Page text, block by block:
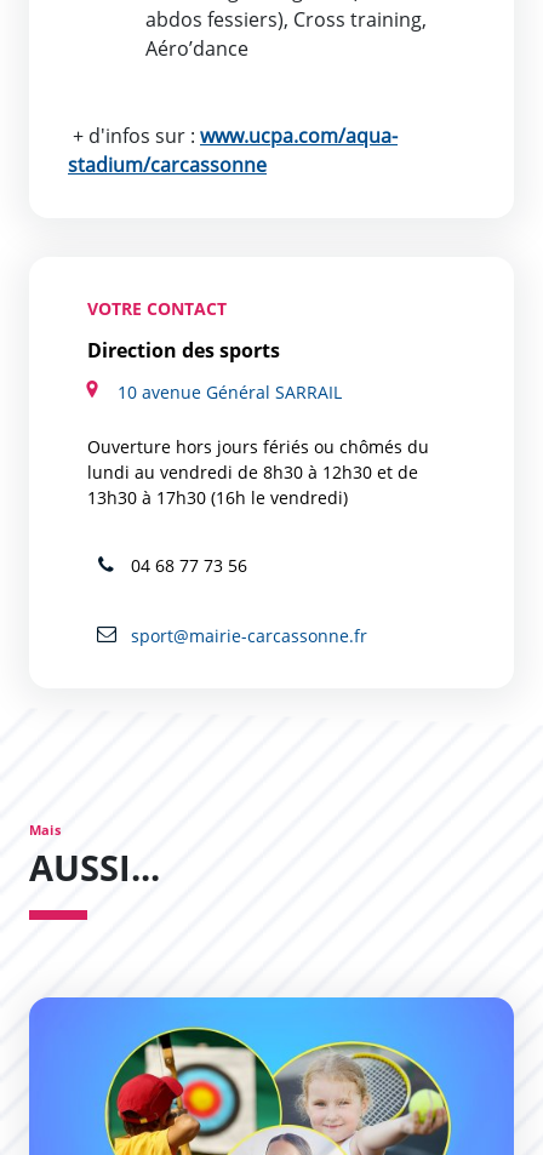
abdos fessiers), Cross training,
Aéro’dance
+ d'infos sur : www.ucpa.com/aqua-
stadium/carcassonne
VOTRE CONTACT
Direction des sports
10 avenue Général SARRAIL
Ouverture hors jours fériés ou chômés du
lundi au vendredi de 8h30 à 12h30 et de
13h30 à 17h30 (16h le vendredi)
04 68 77 73 56
sport@mairie-carcassonne.fr
Mais
AUSSI...
Des stages multi-sports pour vos enfants !